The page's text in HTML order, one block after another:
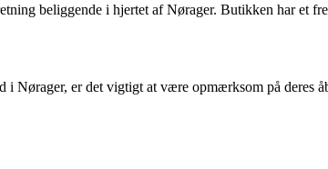
beliggende i hjertet af Nørager. Butikken har et
Nørager, er det vigtigt at være opmærksom på deres